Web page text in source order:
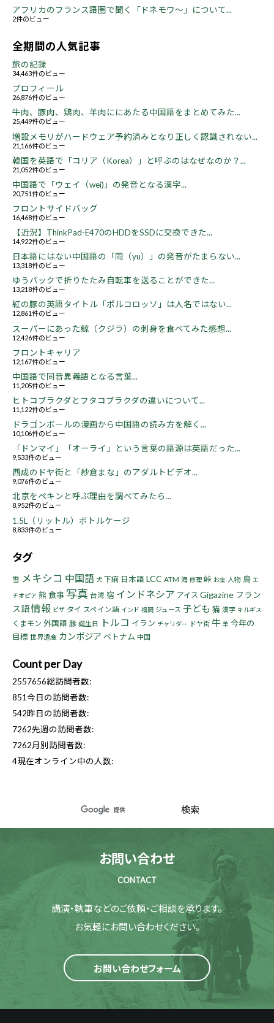
アフリカのフランス語圏で聞く「ドネモワ～」について...
2件のビュー
全期間の人気記事
旅の記録
34,463件のビュー
プロフィール
26,876件のビュー
牛肉、豚肉、鶏肉、羊肉ににあたる中国語をまとめてみた...
25,449件のビュー
増設メモリがハードウェア予約済みとなり正しく認識されない...
21,166件のビュー
韓国を英語で「コリア（Korea）」と呼ぶのはなぜなのか？...
21,052件のビュー
中国語で「ウェイ（wei)」の発音となる漢字...
20,751件のビュー
フロントサイドバッグ
16,468件のビュー
【近況】ThinkPad-E470のHDDをSSDに交換できた...
14,922件のビュー
日本語にはない中国語の「雨（yu）」の発音がたまらない...
13,318件のビュー
ゆうパックで折りたたみ自転車を送ることができた...
13,218件のビュー
紅の豚の英語タイトル「ポルコロッソ」は人名ではない...
12,861件のビュー
スーパーにあった鯨（クジラ）の刺身を食べてみた感想...
12,426件のビュー
フロントキャリア
12,167件のビュー
中国語で同音異義語となる言葉...
11,205件のビュー
ヒトコブラクダとフタコブラクダの違いについて...
11,122件のビュー
ドラゴンボールの漫画から中国語の読み方を解く...
10,106件のビュー
「ドンマイ」「オーライ」という言葉の語源は英語だった...
9,533件のビュー
西成のドヤ街と「紗倉まな」のアダルトビデオ...
9,076件のビュー
北京をペキンと呼ぶ理由を調べてみたら...
8,952件のビュー
1.5L（リットル）ボトルケージ
8,833件のビュー
タグ
雪 メキシコ 中国語 犬 下痢 日本語 LCC ATM 海 修理 峠 お金 人物 鳥 エ
チオピア 熊食事 写真 台湾 宿 インドネシア アイス Gigazine フラン
ス語情報 ビザ タイ スペイン語 インド 福岡 ジュース 子ども 猫 漢字 キルギス
くまモン 外国語 豚 誕生日 トルコ イラン チャリダー ドヤ街 牛 羊 今年の
目標 世界遺産 カンボジア ベトナム 中国
Count per Day
2557656総訪問者数:
851今日の訪問者数:
542昨日の訪問者数:
7262先週の訪問者数:
7262月別訪問者数:
4現在オンライン中の人数:
お問い合わせ
CONTACT
講演・執筆などのご依頼・ご相談を承ります。
お気軽にお問い合わせください。
お問い合わせフォーム